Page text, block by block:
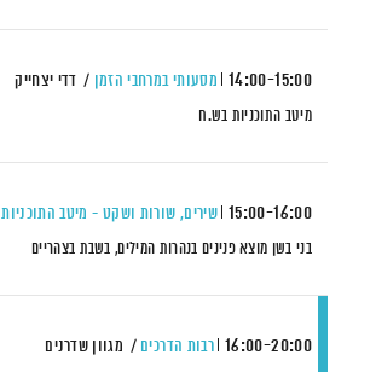
14:00-15:00 מסעותי במרחבי הזמן דדי יצחייק
מיטב התוכניות בש.ח
15:00-16:00 שירים, שורות ושקט - מיטב התוכניות
בני בשן מוצא פנינים בנהרות המילים, בשבת בצהריים
16:00-20:00 רבות הדרכים מגוון שדרנים